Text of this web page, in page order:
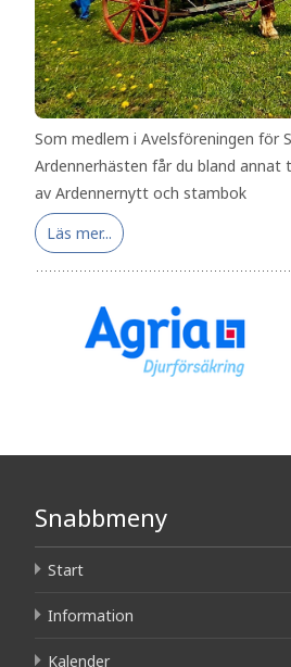
Som medlem i Avelsföreningen för
Ardennerhästen får du bland annat
av Ardennernytt och stambok
Läs mer...
Snabbmeny
Start
Information
Kalender